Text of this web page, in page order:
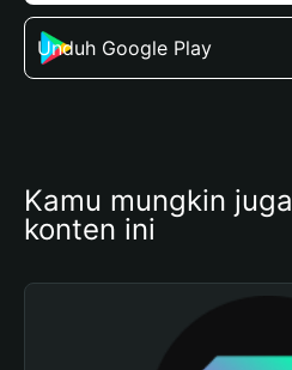
Unduh Google Play
Kamu mungkin
konten ini